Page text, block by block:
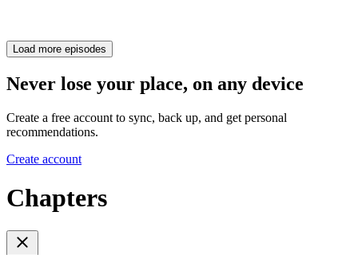
Load more episodes
Never lose your place, on any device
Create a free account to sync, back up, and get personal
recommendations.
Create account
Chapters